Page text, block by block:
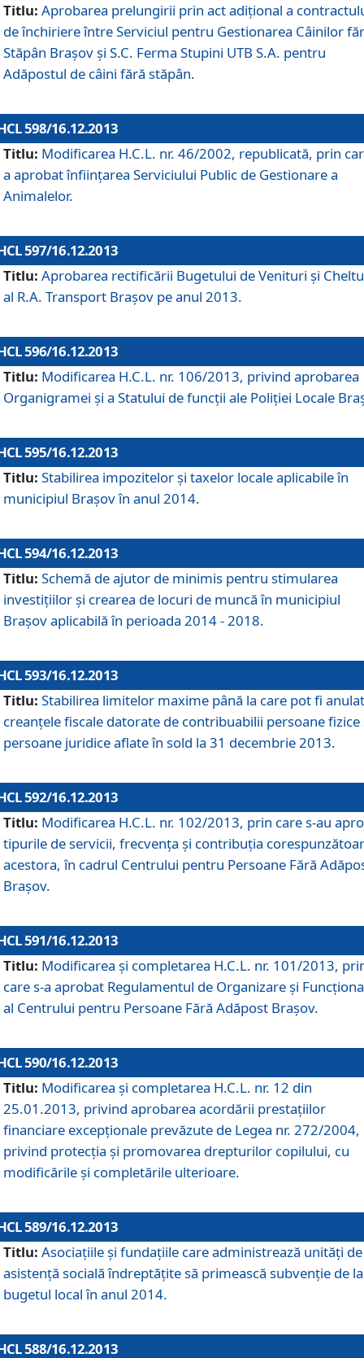
Titlu: Aprobarea prelungirii prin act adiţional a
de închiriere între Serviciul pentru Gestionarea Câinilor
Stăpân Braşov şi S.C. Ferma Stupini UTB S.A. pentru
Adăpostul de câini fără stăpân.
598/16.12.2013
Titlu: Modificarea H.C.L. nr. 46/2002, republicată, prin
a aprobat înfiinţarea Serviciului Public de Gestionare a
Animalelor.
597/16.12.2013
Titlu: Aprobarea rectificării Bugetului de Venituri şi
al R.A. Transport Braşov pe anul 2013.
596/16.12.2013
Titlu: Modificarea H.C.L. nr. 106/2013, privind aprobarea
Organigramei şi a Statului de funcţii ale Poliţiei Locale
595/16.12.2013
Titlu: Stabilirea impozitelor şi taxelor locale aplicabile în
municipiul Braşov în anul 2014.
594/16.12.2013
Titlu: Schemă de ajutor de minimis pentru stimularea
investiţiilor şi crearea de locuri de muncă în municipiul
Braşov aplicabilă în perioada 2014 - 2018.
593/16.12.2013
Titlu: Stabilirea limitelor maxime până la care pot fi
creanţele fiscale datorate de contribuabilii persoane fizice
persoane juridice aflate în sold la 31 decembrie 2013.
592/16.12.2013
Titlu: Modificarea H.C.L. nr. 102/2013, prin care s-au
tipurile de servicii, frecvenţa şi contribuţia
acestora, în cadrul Centrului pentru Persoane Fără
Braşov.
591/16.12.2013
Titlu: Modificarea şi completarea H.C.L. nr. 101/2013,
care s-a aprobat Regulamentul de Organizare şi
al Centrului pentru Persoane Fără Adăpost Braşov.
590/16.12.2013
Titlu: Modificarea şi completarea H.C.L. nr. 12 din
25.01.2013, privind aprobarea acordării prestaţiilor
financiare excepţionale prevăzute de Legea nr. 272/2004,
privind protecţia şi promovarea drepturilor copilului, cu
modificările şi completările ulterioare.
589/16.12.2013
Titlu: Asociaţiile şi fundaţiile care administrează unităţi de
asistenţă socială îndreptăţite să primească subvenţie de la
bugetul local în anul 2014.
588/16.12.2013